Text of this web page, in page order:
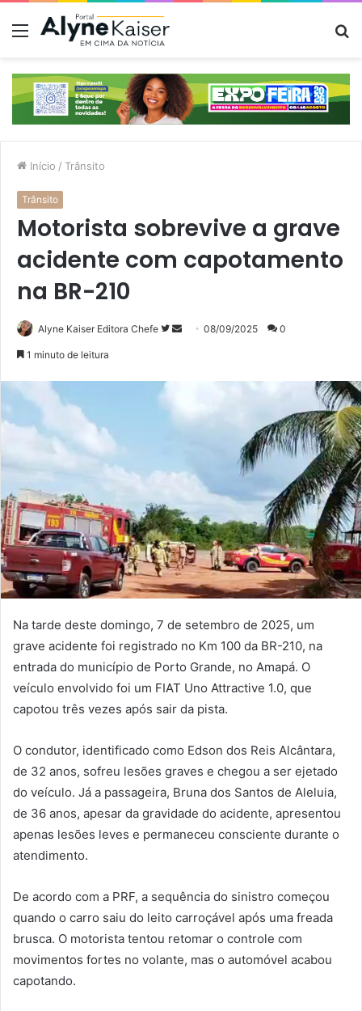
Menu
Início / Trânsito
Trânsito
Motorista sobrevive a grave
acidente com capotamento
na BR-210
Alyne Kaiser Editora Chefe
SigaMande08/09/2025 0
1 minuto de leitura
Na tarde deste domingo, 7 de setembro de 2025, um
grave acidente foi registrado no Km 100 da BR-210, na
entrada do município de Porto Grande, no Amapá. O
veículo envolvido foi um FIAT Uno Attractive 1.0, que
capotou três vezes após sair da pista.
O condutor, identificado como Edson dos Reis Alcântara,
de 32 anos, sofreu lesões graves e chegou a ser ejetado
do veículo. Já a passageira, Bruna dos Santos de Aleluia,
de 36 anos, apesar da gravidade do acidente, apresentou
apenas lesões leves e permaneceu consciente durante o
atendimento.
De acordo com a PRF, a sequência do sinistro começou
quando o carro saiu do leito carroçável após uma freada
brusca. O motorista tentou retomar o controle com
movimentos fortes no volante, mas o automóvel acabou
capotando.